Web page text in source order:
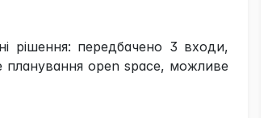
рішення: передбачено 3 входи,
планування open space, можливе